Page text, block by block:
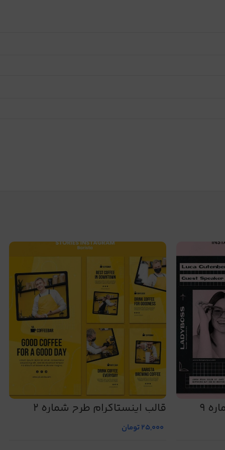
9 قالب اینستاگرام طرح شماره 2
25,000تومان